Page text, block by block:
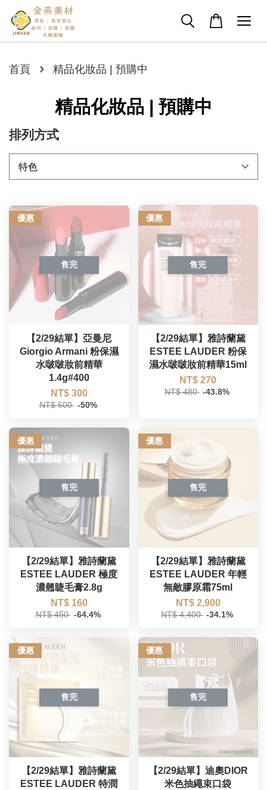
首頁 › 精品化妝品 | 預購中
精品化妝品 | 預購中
排列方式
優惠
售完
【2/29結單】亞曼尼
Giorgio Armani 粉保濕
水啵啵妝前精華
1.4g#400
NT$ 300
NT$ 600 -50%
優惠
售完
【2/29結單】雅詩蘭黛
ESTEE LAUDER 粉保
濕水啵啵妝前精華15ml
NT$ 270
NT$ 480 -43.8%
優惠
售完
【2/29結單】雅詩蘭黛
ESTEE LAUDER 極度
濃翹睫毛膏2.8g
NT$ 160
NT$ 450 -64.4%
優惠
售完
【2/29結單】雅詩蘭黛
ESTEE LAUDER 年輕
無敵膠原霜75ml
NT$ 2,900
NT$ 4,400 -34.1%
優惠
售完
【2/29結單】雅詩蘭黛
ESTEE LAUDER 特潤
優惠
售完
【2/29結單】迪奧DIOR
米色抽繩束口袋